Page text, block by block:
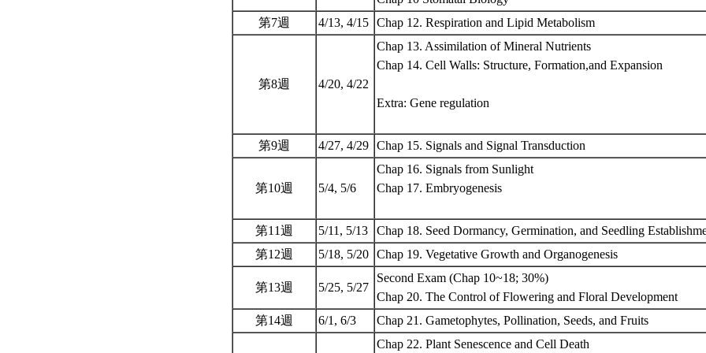
第7週
4/13, 4/15 Chap 12. Respiration and Lipid Metabolism
第8週 4/20, 4/22
Chap 13. Assimilation of Mineral Nutrients
Chap 14. Cell Walls: Structure, Formation,and Expansion
Extra: Gene regulation
第9週 4/27, 4/29 Chap 15. Signals and Signal Transduction
第10週 5/4, 5/6
Chap 16. Signals from Sunlight
Chap 17. Embryogenesis
第11週 5/11, 5/13
Chap 18. Seed Dormancy, Germination, and Seedling
第12週
5/18, 5/20 Chap 19. Vegetative Growth and Organogenesis
第13週 5/25, 5/27
Second Exam (Chap 10~18; 30%)
Chap 20. The Control of Flowering and Floral Development
第14週
6/1, 6/3
Chap 21. Gametophytes, Pollination, Seeds, and Fruits
Chap 22. Plant Senescence and Cell Death